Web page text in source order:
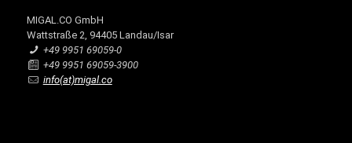
MIGAL.CO GmbH
Wattstraße 2, 94405 Landau/Isar
+49 9951 69059-0
+49 9951 69059-3900
info(at)migal.co